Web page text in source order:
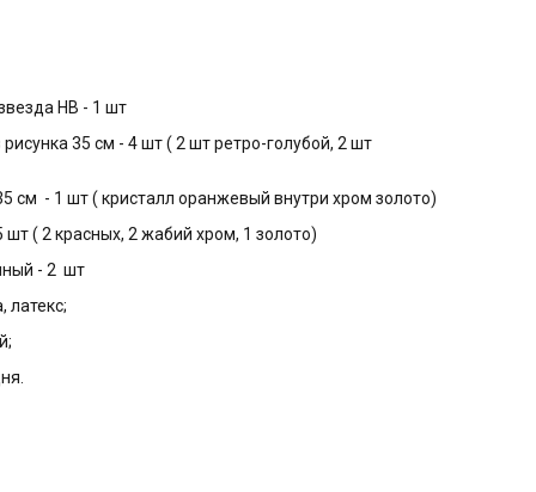
HB - 1 шт
35 см - 4 шт ( 2 шт ретро-голубой, 2 шт
см - 1 шт ( кристалл оранжевый внутри хром золото)
( 2 красных, 2 жабий хром, 1 золото)
- 2 шт
латекс;